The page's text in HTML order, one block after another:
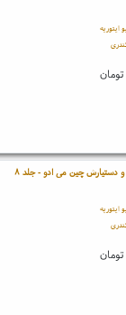
ایتوریه
تومان
و دستیارش چین می ادو - جلد ۸
ایتوریه
تومان